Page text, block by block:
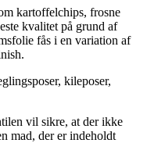
kartoffelchips, frosne
kvalitet på grund af
fås i en variation af
kileposer,
vil sikre, at der ikke
mad, der er indeholdt